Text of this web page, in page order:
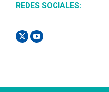
REDES SOCIALES:
X
Y
e